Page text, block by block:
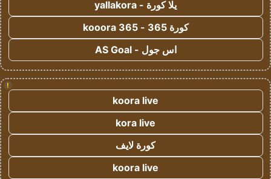
يلا كورة - yallakora
كورة 365 - kooora 365
اس جول - AS Goal
!
koora live
kora live
كورة لايف
koora live